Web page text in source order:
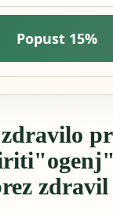
Popust 15%
zdravil